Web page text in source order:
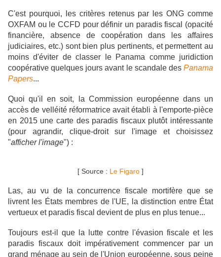
C'est pourquoi, les critères retenus par les ONG comme
OXFAM ou le CCFD pour définir un paradis fiscal (opacité
financière, absence de coopération dans les affaires
judiciaires, etc.) sont bien plus pertinents, et permettent au
moins d'éviter de classer le Panama comme juridiction
coopérative quelques jours avant le scandale des Panama
Papers...
Quoi qu'il en soit, la Commission européenne dans un
accès de velléité réformatrice avait établi à l'emporte-pièce
en 2015 une carte des paradis fiscaux plutôt intéressante
(pour agrandir, clique-droit sur l'image et choisissez
"afficher l'image") :
[ Source : Le Figaro ]
Las, au vu de la concurrence fiscale mortifère que se
livrent les États membres de l'UE, la distinction entre État
vertueux et paradis fiscal devient de plus en plus tenue...
Toujours est-il que
la lutte contre l'évasion fiscale et les
paradis fiscaux doit impérativement commencer par un
grand ménage au sein de l'Union européenne, sous peine